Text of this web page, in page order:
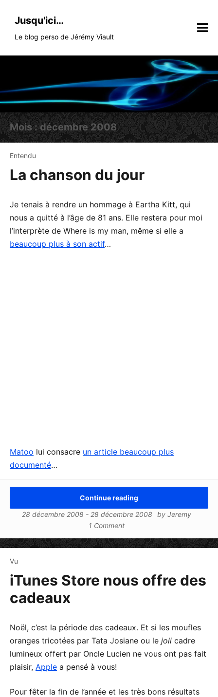
Jusqu'ici…
Le blog perso de Jérémy Viault
Mois :décembre 2008
Entendu
La chanson du jour
Je tenais à rendre un hommage à Eartha Kitt, qui
nous a quitté à l’âge de 81 ans. Elle restera pour moi
l’interprète de Where is my man, même si elle a
beaucoup plus à son actif…
Matoo lui consacre un article beaucoup plus
documenté…
Continue reading
28 décembre 2008 - 28 décembre 2008 by Jeremy
1 Comment
Vu
iTunes Store nous offre des
cadeaux
Noël, c’est la période des cadeaux. Et si les moufles
oranges tricotées par Tata Josiane ou le joli cadre
lumineux offert par Oncle Lucien ne vous ont pas fait
plaisir, Apple a pensé à vous!
Pour fêter la fin de l’année et les très bons résultats